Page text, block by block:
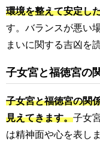
環境を整えて安定し
す。バランスが悪い
まいに関する吉凶を
子女宮と福徳宮の
子女宮と福徳宮の関
見えてきます。子女
は精神面や心を表しま